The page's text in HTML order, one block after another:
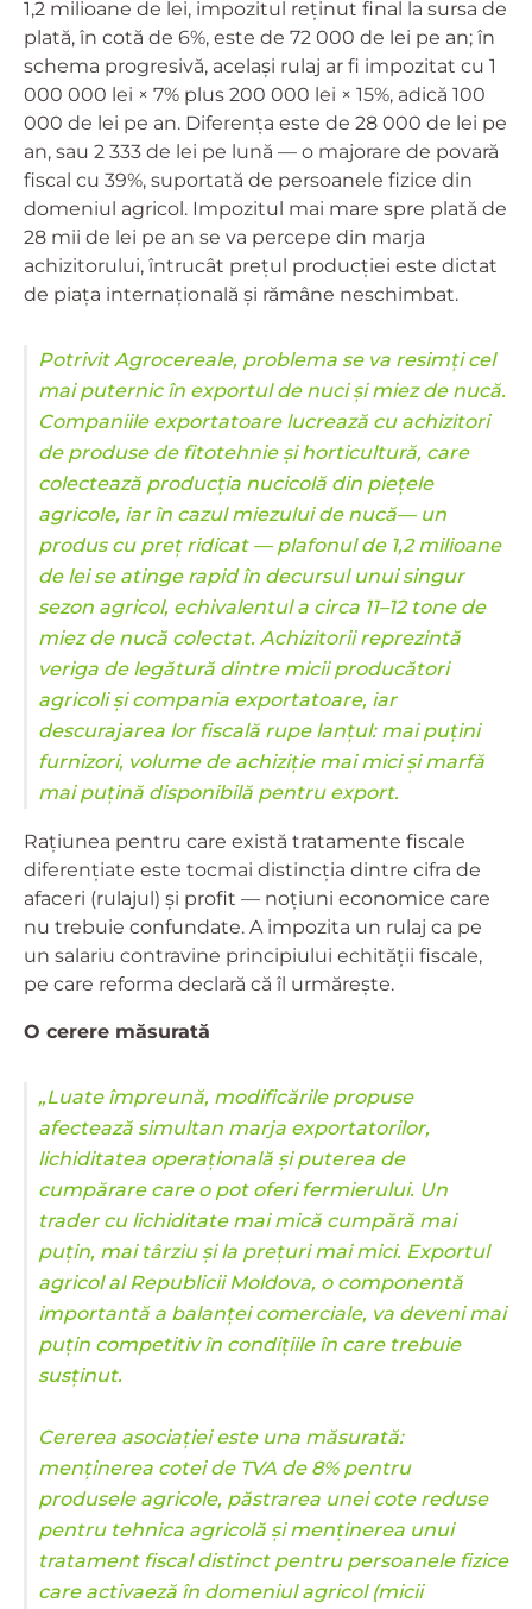
1,2 milioane de lei, impozitul reținut final la sursa de
plată, în cotă de 6%, este de 72 000 de lei pe an; în
schema progresivă, același rulaj ar fi impozitat cu 1
000 000 lei × 7% plus 200 000 lei × 15%, adică 100
000 de lei pe an. Diferența este de 28 000 de lei pe
an, sau 2 333 de lei pe lună — o majorare de povară
fiscal cu 39%, suportată de persoanele fizice din
domeniul agricol. Impozitul mai mare spre plată de
28 mii de lei pe an se va percepe din marja
achizitorului, întrucât prețul producției este dictat
de piața internațională și rămâne neschimbat.
Potrivit Agrocereale, problema se va resimți cel
mai puternic în exportul de nuci și miez de nucă.
Companiile exportatoare lucrează cu achizitori
de produse de fitotehnie și horticultură, care
colectează producția nucicolă din piețele
agricole, iar în cazul miezului de nucă— un
produs cu preț ridicat — plafonul de 1,2 milioane
de lei se atinge rapid în decursul unui singur
sezon agricol, echivalentul a circa 11–12 tone de
miez de nucă colectat. Achizitorii reprezintă
veriga de legătură dintre micii producători
agricoli și compania exportatoare, iar
descurajarea lor fiscală rupe lanțul: mai puțini
furnizori, volume de achiziție mai mici și marfă
mai puțină disponibilă pentru export.
Rațiunea pentru care există tratamente fiscale
diferențiate este tocmai distincția dintre cifra de
afaceri (rulajul) și profit — noțiuni economice care
nu trebuie confundate. A impozita un rulaj ca pe
un salariu contravine principiului echității fiscale,
pe care reforma declară că îl urmărește.
O cerere măsurată
„Luate împreună, modificările propuse
afectează simultan marja exportatorilor,
lichiditatea operațională și puterea de
cumpărare care o pot oferi fermierului. Un
trader cu lichiditate mai mică cumpără mai
puțin, mai târziu și la prețuri mai mici. Exportul
agricol al Republicii Moldova, o componentă
importantă a balanței comerciale, va deveni mai
puțin competitiv în condițiile în care trebuie
susținut.
Cererea asociației este una măsurată:
menținerea cotei de TVA de 8% pentru
produsele agricole, păstrarea unei cote reduse
pentru tehnica agricolă și menținerea unui
tratament fiscal distinct pentru persoanele fizice
care activaeză în domeniul agricol (micii